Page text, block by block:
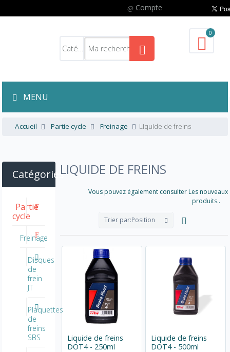
Compte
0
MENU
Accueil Partie cycle Freinage Liquide de freins
LIQUIDE DE FREINS
Vous pouvez également consulter Les nouveaux
produits..
Trier par:Position
Liquide de freins
DOT4 - 250ml
Liquide de freins
DOT4 - 500ml
Catégories
Partie
cycle
Freinage
Disques
de
frein
JT
Plaquettes
de
freins
SBS